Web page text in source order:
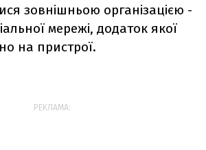
зовнішньою організацією -
мережі, додаток якої
на пристрої.
РЕКЛАМА: